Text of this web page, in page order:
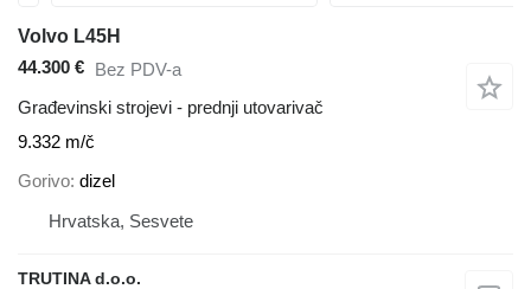
Volvo L45H
44.300 € Bez PDV-a
Građevinski strojevi - prednji utovarivač
9.332 m/č
Gorivo dizel
Hrvatska, Sesvete
TRUTINA d.o.o.